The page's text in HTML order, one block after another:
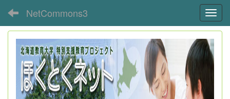
NetCommons3